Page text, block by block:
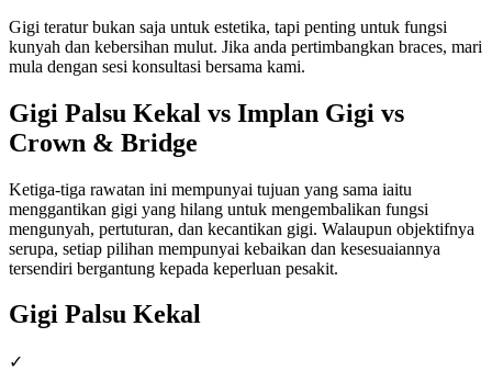
Gigi teratur bukan saja untuk estetika, tapi penting untuk fungsi
kunyah dan kebersihan mulut. Jika anda pertimbangkan braces, mari
mula dengan sesi konsultasi bersama kami.
Gigi Palsu Kekal vs Implan Gigi vs
Crown & Bridge
Ketiga-tiga rawatan ini mempunyai tujuan yang sama iaitu
menggantikan gigi yang hilang untuk mengembalikan fungsi
mengunyah, pertuturan, dan kecantikan gigi. Walaupun objektifnya
serupa, setiap pilihan mempunyai kebaikan dan kesesuaiannya
tersendiri bergantung kepada keperluan pesakit.
Gigi Palsu Kekal
✓